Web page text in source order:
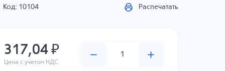
Код: 10104 Распечатать
317,04 ₽
Цена с учетом НДС